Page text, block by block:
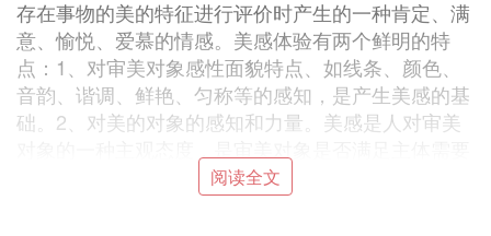
存在事物的美的特征进行评价时产生的一种肯定、满
意、愉悦、爱慕的情感。美感体验有两个鲜明的特
点：1、对审美对象感性面貌特点、如线条、颜色、
音韵、谐调、鲜艳、匀称等的感知，是产生美感的基
础。2、对美的对象的感知和力量。美感是人对审美
的关系的反映。审美就是对美与丑进行鉴赏，只有通
过认识、评价、鉴赏活动，才可能产生美感。由于每
阅读全文